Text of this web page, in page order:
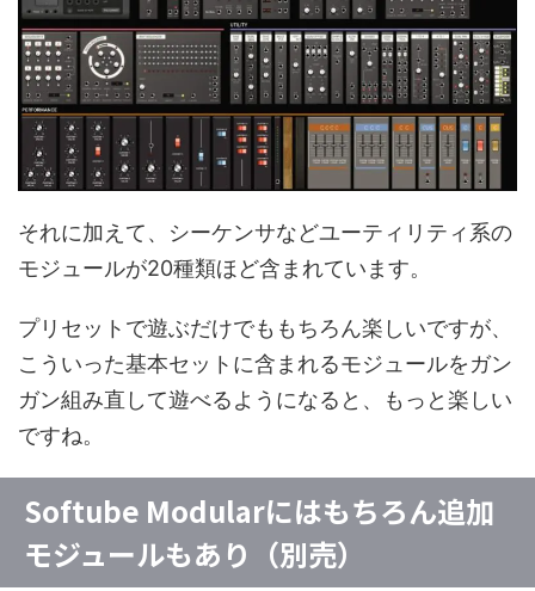
それに加えて、シーケンサなどユーティリティ系の
モジュールが20種類ほど含まれています。
プリセットで遊ぶだけでももちろん楽しいですが、
こういった基本セットに含まれるモジュールをガン
ガン組み直して遊べるようになると、もっと楽しい
ですね。
Softube Modularにはもちろん追加
モジュールもあり（別売）